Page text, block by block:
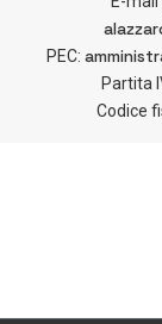
PEC:
Partita
Codice